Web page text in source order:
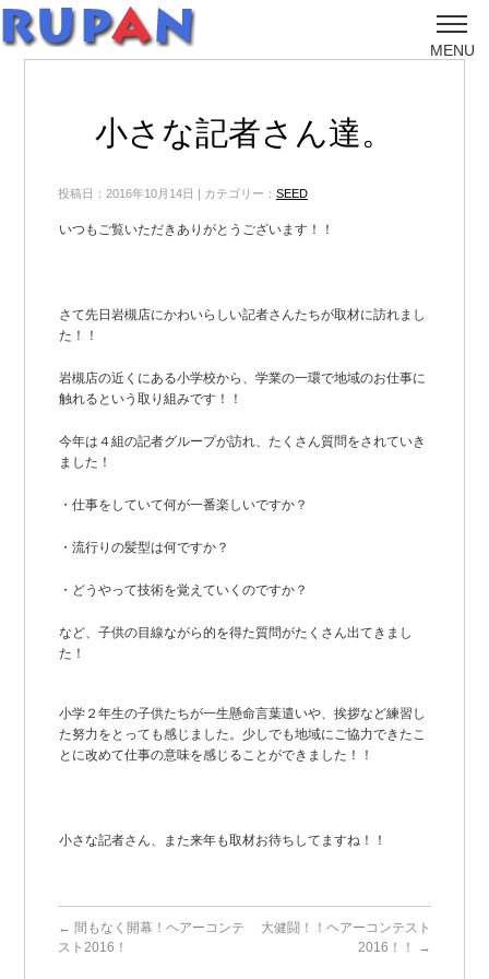
MENU
小さな記者さん達。
投稿日：2016年10月14日 | カテゴリー： SEED
いつもご覧いただきありがとうございます！！
さて先日岩槻店にかわいらしい記者さんたちが取材に訪れまし
た！！
岩槻店の近くにある小学校から、学業の一環で地域のお仕事に
触れるという取り組みです！！
今年は４組の記者グループが訪れ、たくさん質問をされていき
ました！
・仕事をしていて何が一番楽しいですか？
・流行りの髪型は何ですか？
・どうやって技術を覚えていくのですか？
など、子供の目線ながら的を得た質問がたくさん出てきまし
た！
小学２年生の子供たちが一生懸命言葉遣いや、挨拶など練習し
た努力をとっても感じました。少しでも地域にご協力できたこ
とに改めて仕事の意味を感じることができました！！
小さな記者さん、また来年も取材お待ちしてますね！！
← 間もなく開幕！ヘアーコンテ
スト2016！
大健闘！！ヘアーコンテスト
2016！！
→